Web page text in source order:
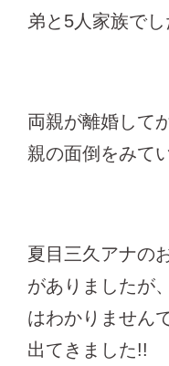
弟と5人家族でし
両親が離婚して
親の面倒をみて
夏目三久アナの
がありましたが
はわかりません
出てきました!!